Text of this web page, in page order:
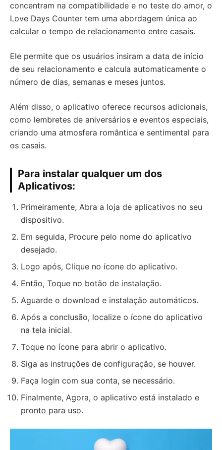
concentram na compatibilidade e no teste do amor, o
Love Days Counter tem uma abordagem única ao
calcular o tempo de relacionamento entre casais.
Ele permite que os usuários insiram a data de início
de seu relacionamento e calcula automaticamente o
número de dias, semanas e meses juntos.
Além disso, o aplicativo oferece recursos adicionais,
como lembretes de aniversários e eventos especiais,
criando uma atmosfera romântica e sentimental para
os casais.
Para instalar qualquer um dos
Aplicativos:
Primeiramente, Abra a loja de aplicativos no seu
dispositivo.
Em seguida, Procure pelo nome do aplicativo
desejado.
Logo após, Clique no ícone do aplicativo.
Então, Toque no botão de instalação.
Aguarde o download e instalação automáticos.
Após a conclusão, localize o ícone do aplicativo
na tela inicial.
Toque no ícone para abrir o aplicativo.
Siga as instruções de configuração, se houver.
Faça login com sua conta, se necessário.
Finalmente, Agora, o aplicativo está instalado e
pronto para uso.